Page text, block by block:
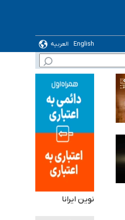
English
العربیه
نوین ایرانا